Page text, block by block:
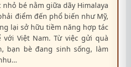
bé nằm giữa dãy Himalaya
điểm đến phổ biến như Mỹ,
lại sở hữu tiềm năng hợp tác
Việt Nam. Từ việc gửi quà
bạn bè đang sinh sống, làm